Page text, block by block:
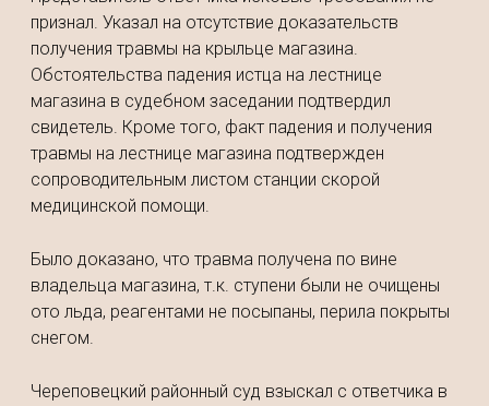
признал. Указал на отсутствие доказательств
получения травмы на крыльце магазина.
Обстоятельства падения истца на лестнице
магазина в судебном заседании подтвердил
свидетель. Кроме того, факт падения и получения
травмы на лестнице магазина подтвержден
сопроводительным листом станции скорой
медицинской помощи.
Было доказано, что травма получена по вине
владельца магазина, т.к. ступени были не очищены
ото льда, реагентами не посыпаны, перила покрыты
снегом.
Череповецкий районный суд взыскал с ответчика в